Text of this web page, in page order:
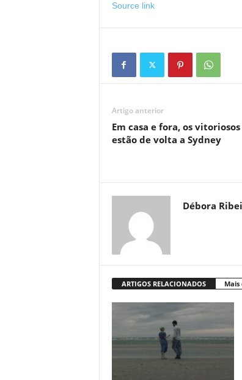
Source link
Artigo anterior
Em casa e fora, os vitoriosos
estão de volta a Sydney
Débora
ARTIGOS RELACIONADOS